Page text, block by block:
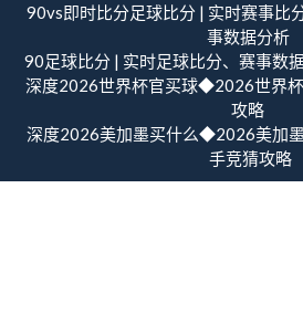
90vs即时比分足球比分 | 实时赛事比
事数据分析
90足球比分 | 实时足球比分、赛事数
深度2026世界杯官买球◆2026世界
攻略
深度2026美加墨买什么◆2026美加
手竞猜攻略